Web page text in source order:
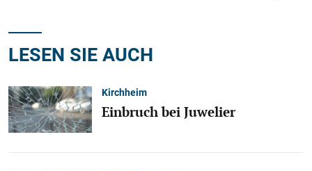
LESEN SIE AUCH
Kirchheim
Einbruch bei Juwelier